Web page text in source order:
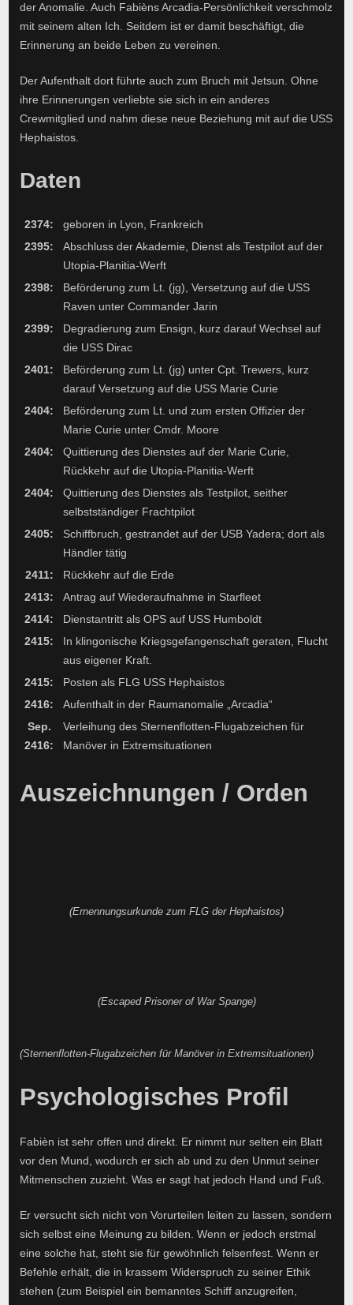
der Anomalie. Auch Fabièns Arcadia-Persönlichkeit verschmolz
mit seinem alten Ich. Seitdem ist er damit beschäftigt, die
Erinnerung an beide Leben zu vereinen.
Der Aufenthalt dort führte auch zum Bruch mit Jetsun. Ohne
ihre Erinnerungen verliebte sie sich in ein anderes
Crewmitglied und nahm diese neue Beziehung mit auf die USS
Hephaistos.
Daten
2374:
geboren in Lyon, Frankreich
2395:
Abschluss der Akademie, Dienst als Testpilot auf der
Utopia-Planitia-Werft
2398:
Beförderung zum Lt. (jg), Versetzung auf die USS
Raven unter Commander Jarin
2399:
Degradierung zum Ensign, kurz darauf Wechsel auf
die USS Dirac
2401:
Beförderung zum Lt. (jg) unter Cpt. Trewers, kurz
darauf Versetzung auf die USS Marie Curie
2404:
Beförderung zum Lt. und zum ersten Offizier der
Marie Curie unter Cmdr. Moore
2404:
Quittierung des Dienstes auf der Marie Curie,
Rückkehr auf die Utopia-Planitia-Werft
2404:
Quittierung des Dienstes als Testpilot, seither
selbstständiger Frachtpilot
2405:
Schiffbruch, gestrandet auf der USB Yadera; dort als
Händler tätig
2411:
Rückkehr auf die Erde
2413:
Antrag auf Wiederaufnahme in Starfleet
2414:
Dienstantritt als OPS auf USS Humboldt
2415:
In klingonische Kriegsgefangenschaft geraten, Flucht
aus eigener Kraft.
2415:
Posten als FLG USS Hephaistos
2416:
Aufenthalt in der Raumanomalie „Arcadia“
Sep.
2416:
Verleihung des Sternenflotten-Flugabzeichen für
Manöver in Extremsituationen
Auszeichnungen / Orden
(Ernennungsurkunde zum FLG der Hephaistos)
(Escaped Prisoner of War Spange)
(Sternenflotten-Flugabzeichen für Manöver in Extremsituationen)
Psychologisches Profil
Fabièn ist sehr offen und direkt. Er nimmt nur selten ein Blatt
vor den Mund, wodurch er sich ab und zu den Unmut seiner
Mitmenschen zuzieht. Was er sagt hat jedoch Hand und Fuß.
Er versucht sich nicht von Vorurteilen leiten zu lassen, sondern
sich selbst eine Meinung zu bilden. Wenn er jedoch erstmal
eine solche hat, steht sie für gewöhnlich felsenfest. Wenn er
Befehle erhält, die in krassem Widerspruch zu seiner Ethik
stehen (zum Beispiel ein bemanntes Schiff anzugreifen,